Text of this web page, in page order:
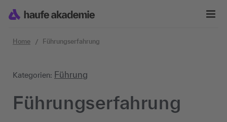
Home Führungserfahrung
Kategorien: Führung
Führungserfahrung